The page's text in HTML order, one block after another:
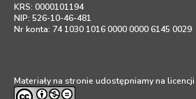
KRS: 0000101194
NIP: 526-10-46-481
Nr konta: 74 1030 1016 0000 0000 6145 0029
Materiały na stronie udostępniamy na licencji